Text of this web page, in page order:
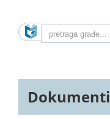
Dokumenti